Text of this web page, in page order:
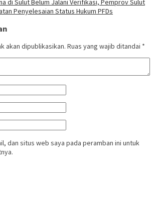
di Sulut Belum Jalani Verifikasi, Pemprov Sulut
Penyelesaian Status Hukum PFDs
akan dipublikasikan. Ruas yang wajib ditandai *
dan situs web saya pada peramban ini untuk